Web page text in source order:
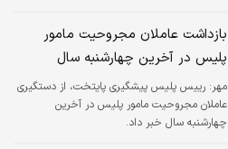
بازداشت عاملان مجروحیت مامور
پلیس در آخرین چهارشنبه سال
مهر: رییس پلیس پیشگیری پایتخت، از دستگیری
عاملان مجروحیت مامور پلیس در آخرین
چهارشنبه سال خبر داد.